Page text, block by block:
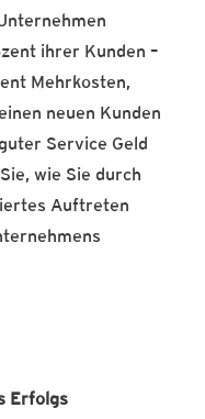
ihrer Kunden –
Mehrkosten,
neuen Kunden
Service Geld
wie Sie durch
Auftreten
Erfolgs